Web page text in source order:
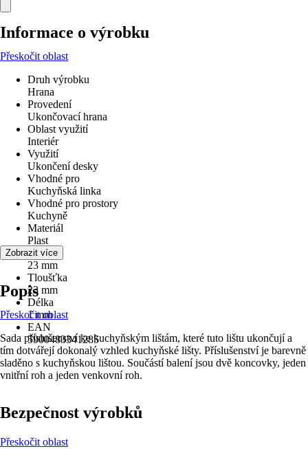
Informace o výrobku
Přeskočit oblast
Druh výrobku
Hrana
Provedení
Ukončovací hrana
Oblast využití
Interiér
Využití
Ukončení desky
Vhodné pro
Kuchyňská linka
Vhodné pro prostory
Kuchyně
Materiál
Plast
Výška
23 mm
Tloušťka
23 mm
Délka
1 mm
EAN
5900483341285
Zobrazit více
Popis
Přeskočit oblast
Sada příslušenství ke kuchyňským lištám, které tuto lištu ukončují a
tím dotvářejí dokonalý vzhled kuchyňské lišty. Příslušenství je barevně
sladěno s kuchyňskou lištou. Součástí balení jsou dvě koncovky, jeden
vnitřní roh a jeden venkovní roh.
Bezpečnost výrobků
Přeskočit oblast